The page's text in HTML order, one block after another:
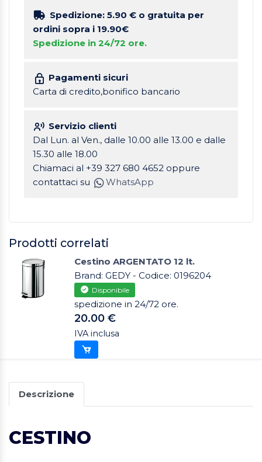
Spedizione: 5.90 €o gratuita per
ordini sopra i 19.90€
Spedizione in 24/72 ore.
Pagamenti sicuri
Carta di credito,bonifico bancario
Servizio clienti
Dal Lun. al Ven., dalle 10.00 alle 13.00 e dalle
15.30 alle 18.00
Chiamaci al +39 327 680 4652 oppure
contattaci su
WhatsApp
Prodotti correlati
Cestino ARGENTATO 12 lt.
Brand: GEDY - Codice: 0196204
Disponibile
spedizione in 24/72 ore.
20.00 €
IVA inclusa
Descrizione
CESTINO